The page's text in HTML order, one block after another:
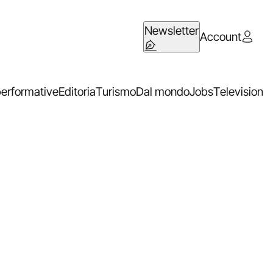
NewsletterAccount
EditoriaTurismoDal mondoJobsTelevision